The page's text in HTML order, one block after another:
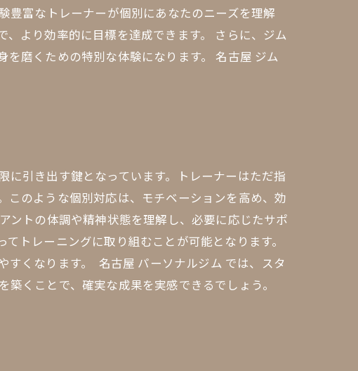
豊富なトレーナーが個別にあなたのニーズを理解
より効率的に目標を達成できます。 さらに、ジム
磨くための特別な体験になります。 名古屋 ジム
引き出す鍵となっています。トレーナーはただ指
のような個別対応は、モチベーションを高め、効
ントの体調や精神状態を理解し、必要に応じたサポ
トレーニングに取り組むことが可能となります。
すくなります。 名古屋 パーソナルジム では、スタ
くことで、確実な成果を実感できるでしょう。